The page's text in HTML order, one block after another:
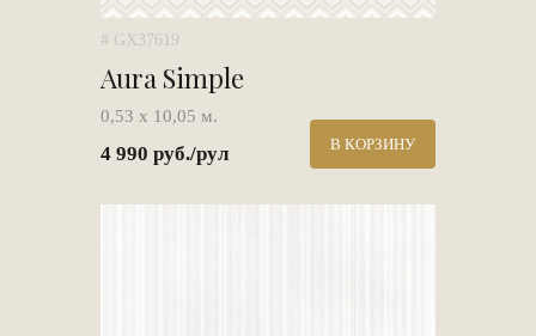
# GX37619
Aura Simple
0,53 х 10,05 м.
4 990 руб./рул В КОРЗИНУ